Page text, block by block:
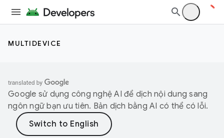
MULTIDEVICE
Google sử dụng công nghệ AI để dịch nội dung sang
ngôn ngữ bạn ưu tiên. Bản dịch bằng AI có thể có lỗi.